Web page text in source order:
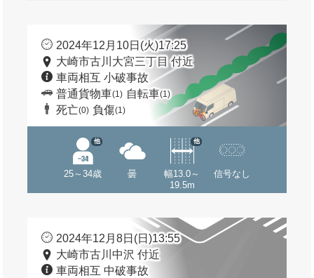
2024年12月10日(火)17:25
大崎市古川大宮三丁目 付近
車両相互 小破事故
普通貨物車(1) 自転車(1)
死亡(0) 負傷(1)
25～34歳
他
曇
幅13.0～
19.5m
他
信号なし
2024年12月8日(日)13:55
大崎市古川中沢 付近
車両相互 中破事故